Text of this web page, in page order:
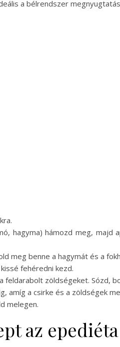
a bélrendszer
hagyma) hámozd meg,
meg benne a hagymát és a
fehéredni kezd.
feldarabolt zöldségeket. Sózd,
amíg a csirke és a zöldségek
melegen.
az